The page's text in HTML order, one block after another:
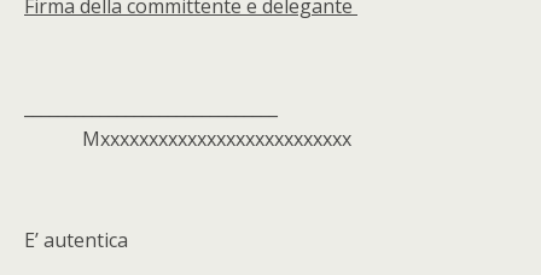
Firma della committente e delegante
Mxxxxxxxxxxxxxxxxxxxxxxxxxx
E’ autentica